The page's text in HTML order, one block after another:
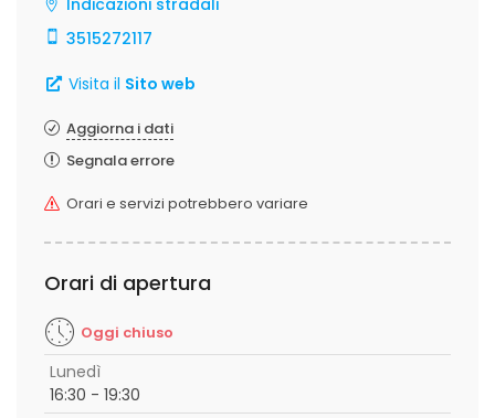
Indicazioni stradali
3515272117
Visita il Sito web
Aggiorna i dati
Segnala errore
Orari e servizi potrebbero variare
Orari di apertura
Oggi chiuso
Lunedì
16:30 - 19:30